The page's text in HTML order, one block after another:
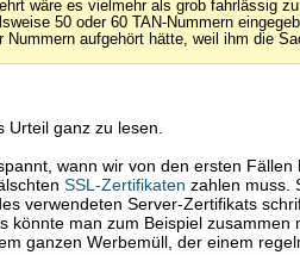
wäre es vielmehr als grob fahrlässig
50 oder 60 TAN-Nummern
Nummern aufgehört hätte, weil ihm die
Urteil ganz zu lesen.
wann wir von den ersten
SSL-Zertifikaten zahlen muss.
verwendeten Server-Zertifikats
könnte man zum Beispiel
ganzen Werbemüll, der einem